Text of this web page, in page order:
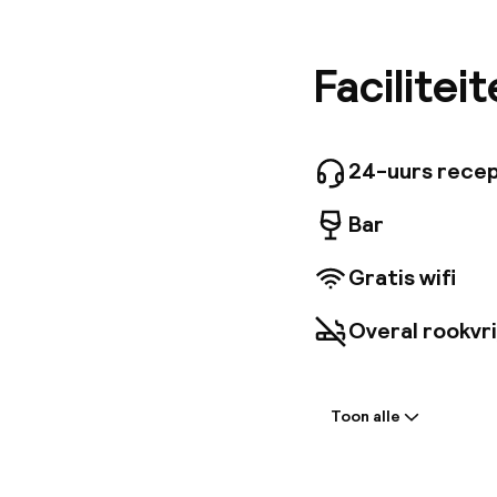
Geniet
Canal
een bad
24-uurs
Bar
Gratis wifi
Overal
Toon alle